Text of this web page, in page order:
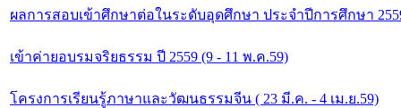
ผลการสอบเข้าศึกษาต่อในระดับอุดศึกษา ประจำปีการศึกษา
เข้าค่ายอบรมจริยธรรม ปี 2559 (9 - 11 พ.ค.59)
โครงการเรียนรู้ภาษาและวัฒนธรรมจีน ( 23 มี.ค. - 4 เม.ย.59)